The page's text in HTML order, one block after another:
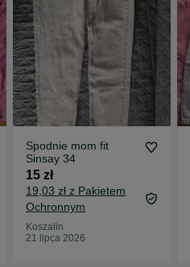
Spodnie mom fit
Sinsay 34
15 zł
19,03 zł z Pakietem
Ochronnym
Koszalin
21 lipca 2026